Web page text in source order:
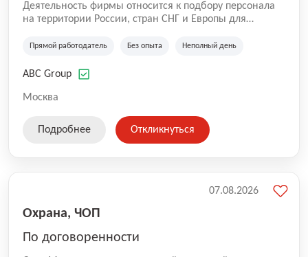
Деятельность фирмы относится к подбору персонала
на территории России, стран СНГ и Европы для
культуре и развлечениям, информационным
Прямой работодатель Без опыта Неполный день
ABC Group
Москва
Подробнее Откликнуться
Охрана, ЧОП
По договоренности
07.08.2026